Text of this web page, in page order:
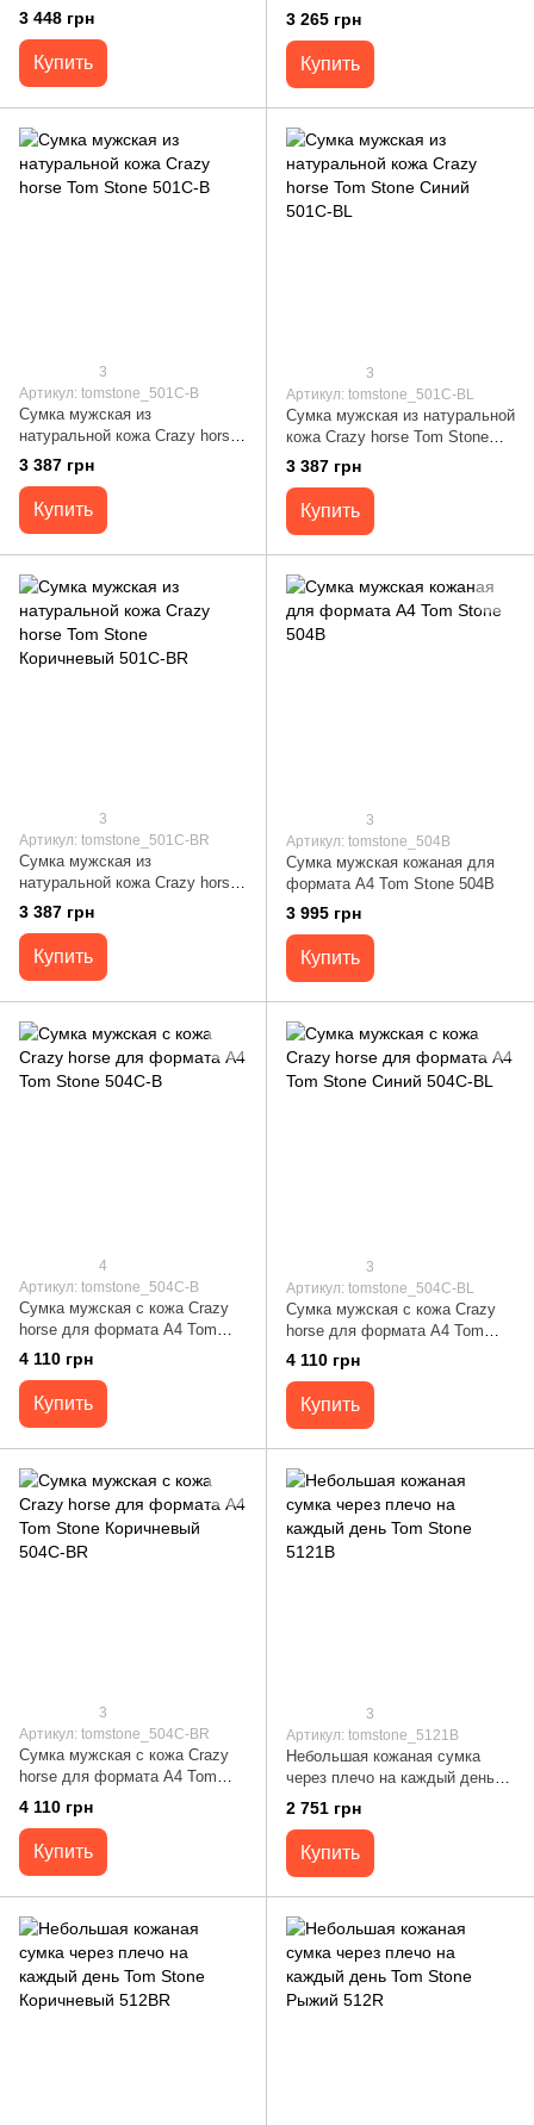
3 448 грн
Купить
Stone 501B
3 265 грн
Купить
3
Артикул: tomstone_501C-B
Сумка мужская из
натуральной кожа Crazy horse
Tom Stone 501C-B
3 387 грн
Купить
3
Артикул: tomstone_501C-BL
Сумка мужская из натуральной
кожа Crazy horse Tom Stone
Синий 501C-BL
3 387 грн
Купить
3
Артикул: tomstone_501C-BR
Сумка мужская из
натуральной кожа Crazy horse
Tom Stone Коричневый 501C-
3 387 грн
Купить
3
Артикул: tomstone_504B
Сумка мужская кожаная для
формата А4 Tom Stone 504B
3 995 грн
Купить
4
Артикул: tomstone_504C-B
Сумка мужская с кожа Crazy
horse для формата А4 Tom
Stone 504C-B
4 110 грн
Купить
3
Артикул: tomstone_504C-BL
Сумка мужская с кожа Crazy
horse для формата А4 Tom
Stone Синий 504C-BL
4 110 грн
Купить
3
Артикул: tomstone_504C-BR
Сумка мужская с кожа Crazy
horse для формата А4 Tom
Stone Коричневый 504C-BR
4 110 грн
Купить
3
Артикул: tomstone_5121B
Небольшая кожаная сумка
через плечо на каждый день
Tom Stone 5121B
2 751 грн
Купить